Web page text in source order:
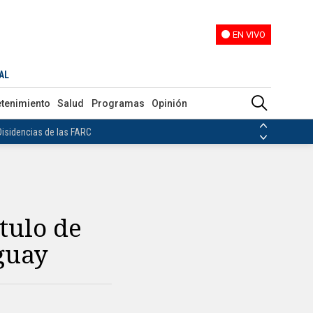
EN VIVO
Salud Programas Opinión
de las FARC
de las FARC
de